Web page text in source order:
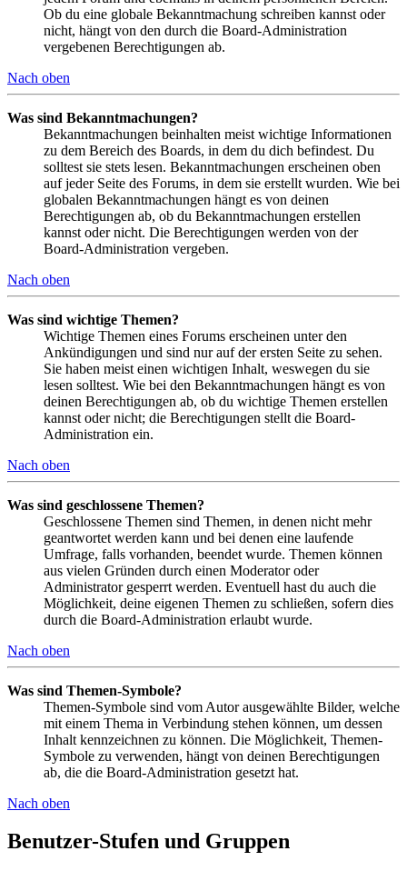
Ob du eine globale Bekanntmachung schreiben kannst oder
nicht, hängt von den durch die Board-Administration
vergebenen Berechtigungen ab.
Nach oben
Was sind Bekanntmachungen?
Bekanntmachungen beinhalten meist wichtige Informationen
zu dem Bereich des Boards, in dem du dich befindest. Du
solltest sie stets lesen. Bekanntmachungen erscheinen oben
auf jeder Seite des Forums, in dem sie erstellt wurden. Wie bei
globalen Bekanntmachungen hängt es von deinen
Berechtigungen ab, ob du Bekanntmachungen erstellen
kannst oder nicht. Die Berechtigungen werden von der
Board-Administration vergeben.
Nach oben
Was sind wichtige Themen?
Wichtige Themen eines Forums erscheinen unter den
Ankündigungen und sind nur auf der ersten Seite zu sehen.
Sie haben meist einen wichtigen Inhalt, weswegen du sie
lesen solltest. Wie bei den Bekanntmachungen hängt es von
deinen Berechtigungen ab, ob du wichtige Themen erstellen
kannst oder nicht; die Berechtigungen stellt die Board-
Administration ein.
Nach oben
Was sind geschlossene Themen?
Geschlossene Themen sind Themen, in denen nicht mehr
geantwortet werden kann und bei denen eine laufende
Umfrage, falls vorhanden, beendet wurde. Themen können
aus vielen Gründen durch einen Moderator oder
Administrator gesperrt werden. Eventuell hast du auch die
Möglichkeit, deine eigenen Themen zu schließen, sofern dies
durch die Board-Administration erlaubt wurde.
Nach oben
Was sind Themen-Symbole?
Themen-Symbole sind vom Autor ausgewählte Bilder, welche
mit einem Thema in Verbindung stehen können, um dessen
Inhalt kennzeichnen zu können. Die Möglichkeit, Themen-
Symbole zu verwenden, hängt von deinen Berechtigungen
ab, die die Board-Administration gesetzt hat.
Nach oben
Benutzer-Stufen und Gruppen